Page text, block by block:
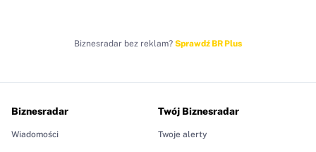
Biznesradar bez reklam? Sprawdź BR Plus
Biznesradar
Wiadomości
Twój Biznesradar
Twoje alerty